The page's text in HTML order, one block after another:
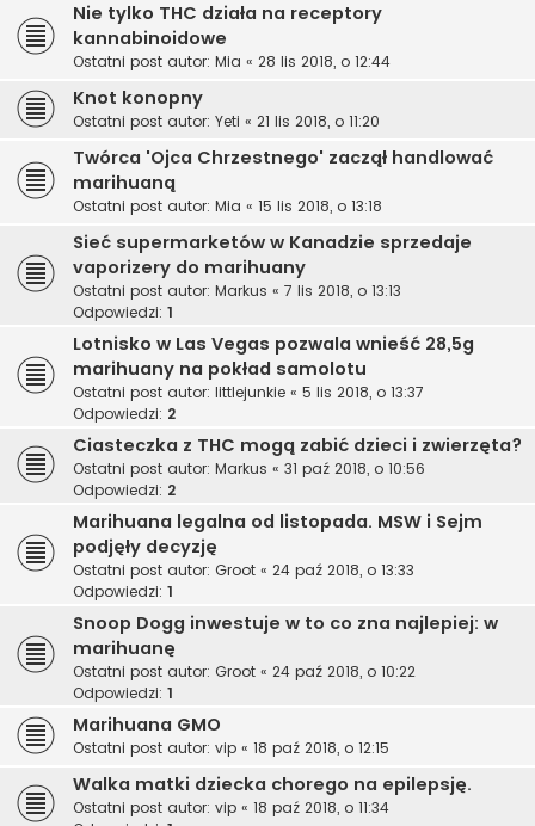
Nie tylko THC działa na receptory
kannabinoidowe
Ostatni post autor: Mia « 28 lis 2018, o 12:44
Knot konopny
Ostatni post autor: Yeti « 21 lis 2018, o 11:20
Twórca 'Ojca Chrzestnego' zaczął handlować
marihuaną
Ostatni post autor: Mia « 15 lis 2018, o 13:18
Sieć supermarketów w Kanadzie sprzedaje
vaporizery do marihuany
Ostatni post autor: Markus « 7 lis 2018, o 13:13
Odpowiedzi: 1
Lotnisko w Las Vegas pozwala wnieść 28,5g
marihuany na pokład samolotu
Ostatni post autor: littlejunkie « 5 lis 2018, o 13:37
Odpowiedzi: 2
Ciasteczka z THC mogą zabić dzieci i zwierzęta?
Ostatni post autor: Markus « 31 paź 2018, o 10:56
Odpowiedzi: 2
Marihuana legalna od listopada. MSW i Sejm
podjęły decyzję
Ostatni post autor: Groot « 24 paź 2018, o 13:33
Odpowiedzi: 1
Snoop Dogg inwestuje w to co zna najlepiej: w
marihuanę
Ostatni post autor: Groot « 24 paź 2018, o 10:22
Odpowiedzi: 1
Marihuana GMO
Ostatni post autor: vip « 18 paź 2018, o 12:15
Walka matki dziecka chorego na epilepsję.
Ostatni post autor: vip « 18 paź 2018, o 11:34